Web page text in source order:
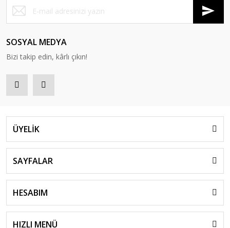
SOSYAL MEDYA
Bizi takip edin, kârlı çıkın!
ÜYELİK
SAYFALAR
HESABIM
HIZLI MENÜ